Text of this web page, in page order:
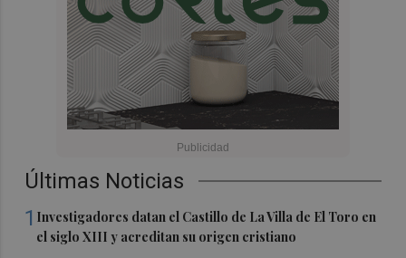
Últimas Noticias
1 Investigadores datan el Castillo de La Villa de El Toro en
el siglo XIII y acreditan su origen cristiano